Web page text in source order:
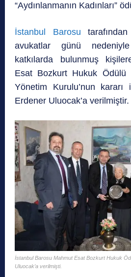
“Aydınlanmanın Kadınları”
İstanbul Barosu
avukatlar günü
katkılarda bulunmuş
Esat Bozkurt Hukuk Ödülü
Yönetim Kurulu’nun
Erdener Uluocak’a verilmiştir.
İstanbul Barosu Mahmut Esat Bozkurt Hukuk
Uluocak’a verilmişti.